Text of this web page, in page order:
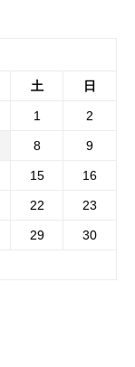
土 日
1 2
8 9
15 16
22 23
29 30